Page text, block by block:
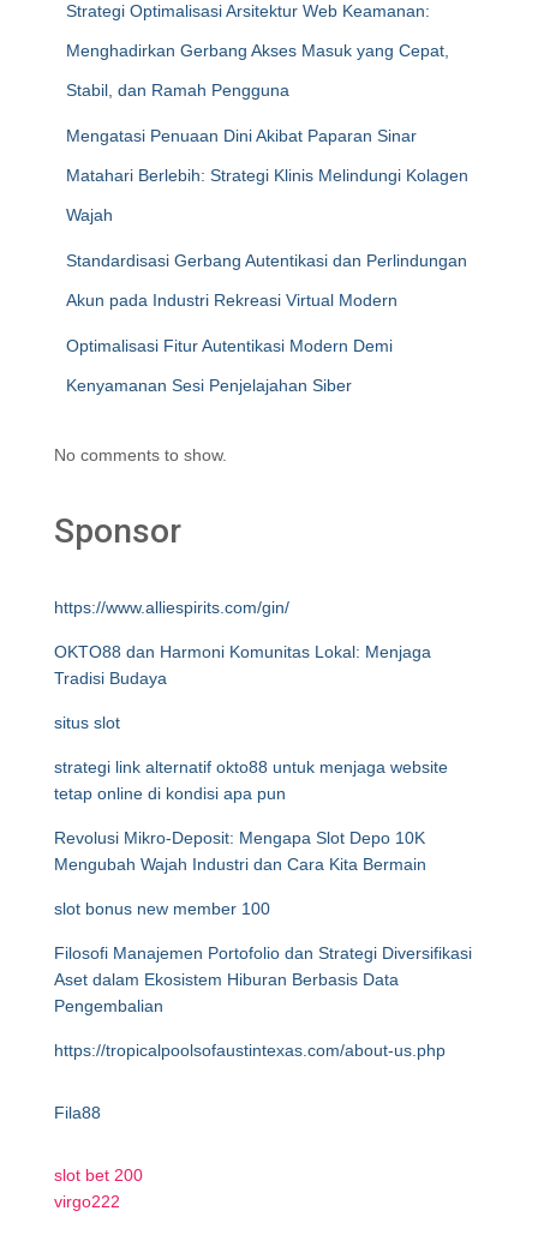
Strategi Optimalisasi Arsitektur Web Keamanan:
Menghadirkan Gerbang Akses Masuk yang Cepat,
Stabil, dan Ramah Pengguna
Mengatasi Penuaan Dini Akibat Paparan Sinar
Matahari Berlebih: Strategi Klinis Melindungi Kolagen
Wajah
Standardisasi Gerbang Autentikasi dan Perlindungan
Akun pada Industri Rekreasi Virtual Modern
Optimalisasi Fitur Autentikasi Modern Demi
Kenyamanan Sesi Penjelajahan Siber
No comments to show.
Sponsor
https://www.alliespirits.com/gin/
OKTO88 dan Harmoni Komunitas Lokal: Menjaga
Tradisi Budaya
situs slot
strategi link alternatif okto88 untuk menjaga website
tetap online di kondisi apa pun
Revolusi Mikro-Deposit: Mengapa Slot Depo 10K
Mengubah Wajah Industri dan Cara Kita Bermain
slot bonus new member 100
Filosofi Manajemen Portofolio dan Strategi Diversifikasi
Aset dalam Ekosistem Hiburan Berbasis Data
Pengembalian
https://tropicalpoolsofaustintexas.com/about-us.php
Fila88
slot bet 200
virgo222